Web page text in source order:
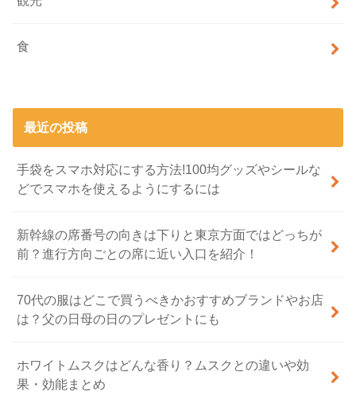
食
最近の投稿
手袋をスマホ対応にする方法!100均グッズやシールな
どでスマホを使えるようにするには
新幹線の席番号の向きは下りと東京方面ではどっちが
前？進行方向ごとの席に近い入口を紹介！
70代の服はどこで買うべきかおすすめブランドやお店
は？父の日母の日のプレゼントにも
ホワイトムスクはどんな香り？ムスクとの違いや効
果・効能まとめ